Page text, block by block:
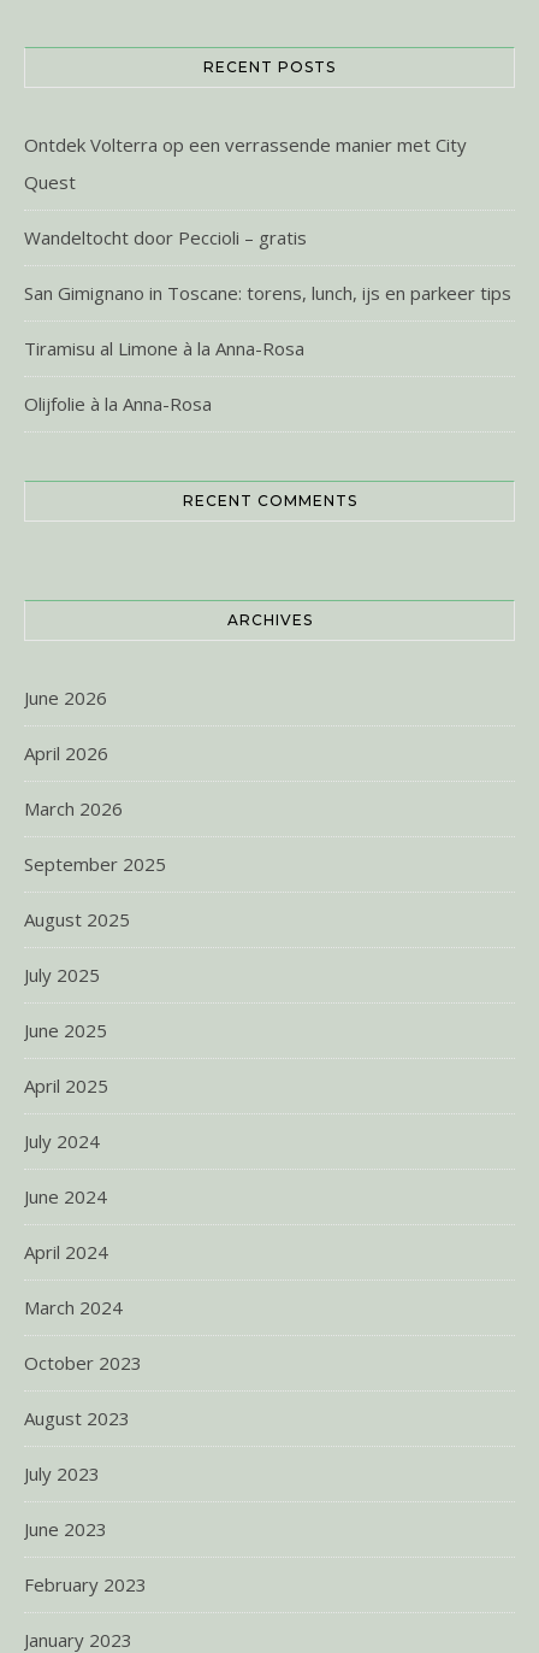
RECENT POSTS
Ontdek Volterra op een verrassende manier met City
Quest
Wandeltocht door Peccioli – gratis
San Gimignano in Toscane: torens, lunch, ijs en parkeer tips
Tiramisu al Limone à la Anna-Rosa
Olijfolie à la Anna-Rosa
RECENT COMMENTS
ARCHIVES
June 2026
April 2026
March 2026
September 2025
August 2025
July 2025
June 2025
April 2025
July 2024
June 2024
April 2024
March 2024
October 2023
August 2023
July 2023
June 2023
February 2023
January 2023